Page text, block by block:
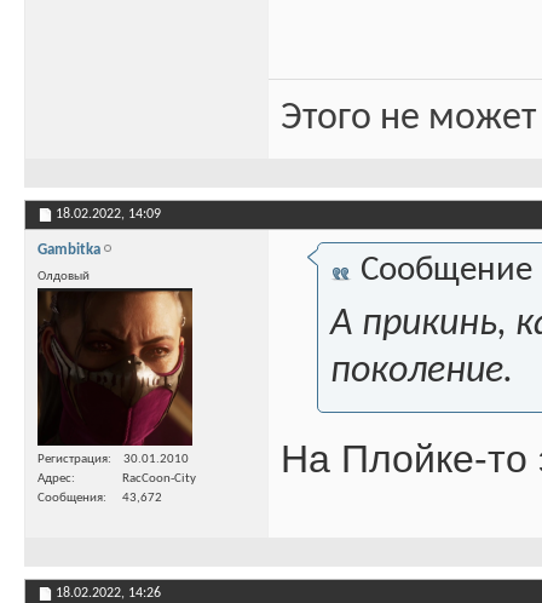
Этого не
18.02.2022, 14:09
Gambitka
Олдовый
Регистрация
30.01.2010
Адрес
RacCoon-City
Сообщения
43,672
Сообщение
А прикинь,
поколение.
На Плойке-то
18.02.2022, 14:26